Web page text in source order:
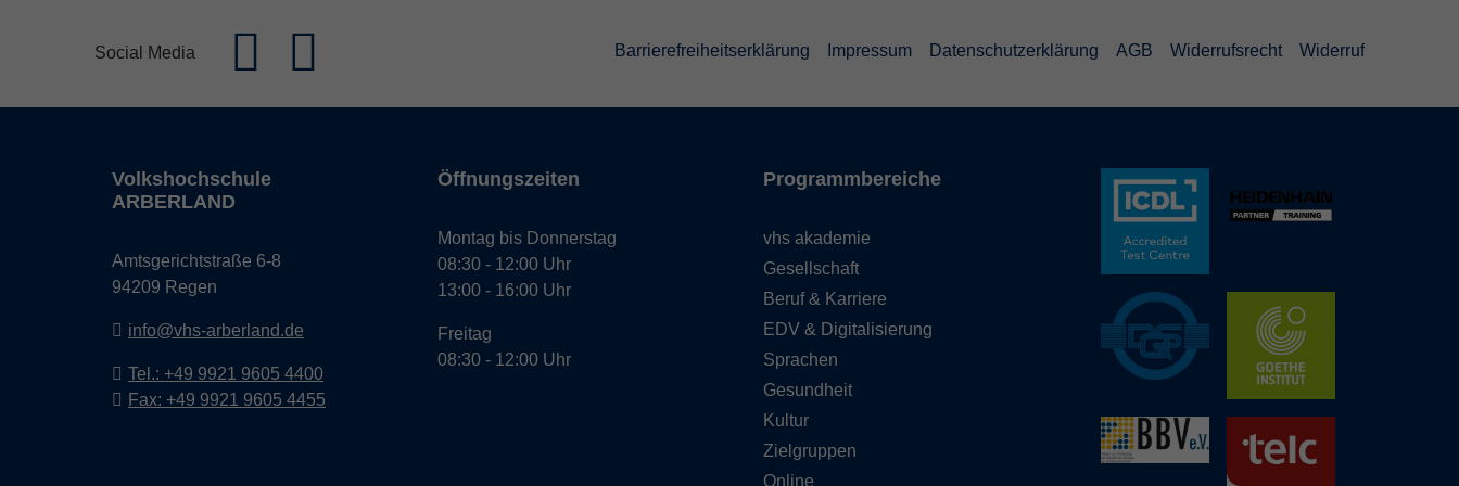
Social Media Barrierefreiheitserklärung Impressum Datenschutzerklärung AGB Widerrufsrecht Widerruf
Volkshochschule
ARBERLAND
Amtsgerichtstraße 6-8
94209 Regen
info@vhs-arberland.de
Tel.: +49 9921 9605 4400
Fax: +49 9921 9605 4455
Öffnungszeiten
Montag bis Donnerstag
08:30 - 12:00 Uhr
13:00 - 16:00 Uhr
Freitag
08:30 - 12:00 Uhr
Programmbereiche
vhs akademie
Gesellschaft
Beruf & Karriere
EDV & Digitalisierung
Sprachen
Gesundheit
Kultur
Zielgruppen
Online